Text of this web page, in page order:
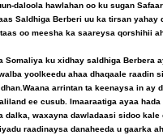
daloola hawlahan oo ku sugan
Saldhiga Berberi uu ka tirsan
oo meesha ka saareysa qorshihii
Somaliya ku xidhay saldhiga
yoolkeedu ahaa dhaqaale raadin
arrintan ta keenaysa in
ee cusub. Imaaraatiga ayaa
dalka, waxayna dawladaasi sidoo
raadinaysa danaheeda u gaarka